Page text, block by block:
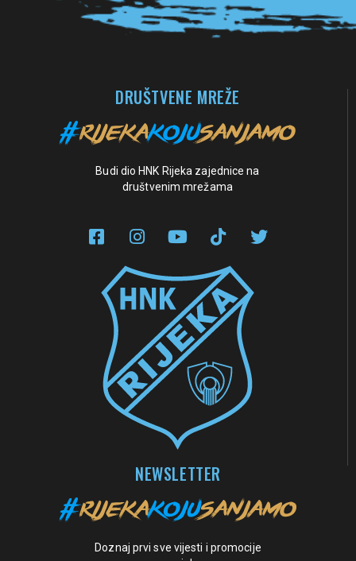
DRUŠTVENE MREŽE
Budi dio HNK Rijeka zajednice na
društvenim mrežama
NEWSLETTER
Doznaj prvi sve vijesti i promocije